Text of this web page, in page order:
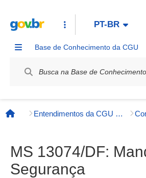
PT-BR
Base de Conhecimento da CGU
Página inicial
Entendimentos da CGU e órgãos externos
MS 13074/DF:
Segurança